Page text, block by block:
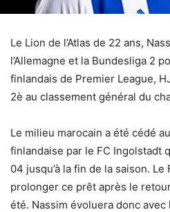
Le Lion de l’Atlas de 22 ans,
l’Allemagne et la Bundesliga 2
finlandais de Premier League,
2è au classement général du
Le milieu marocain a été cédé
finlandaise par le FC Ingolstadt
04 jusqu’à la fin de la saison.
prolonger ce prêt après le
été. Nassim évoluera donc avec